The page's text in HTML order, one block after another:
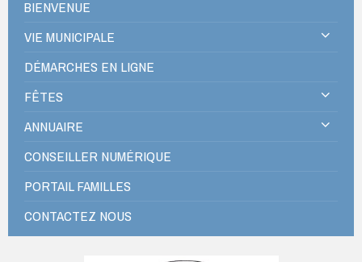
BIENVENUE
VIE MUNICIPALE
DÉMARCHES EN LIGNE
FÊTES
ANNUAIRE
CONSEILLER NUMÉRIQUE
PORTAIL FAMILLES
CONTACTEZ NOUS